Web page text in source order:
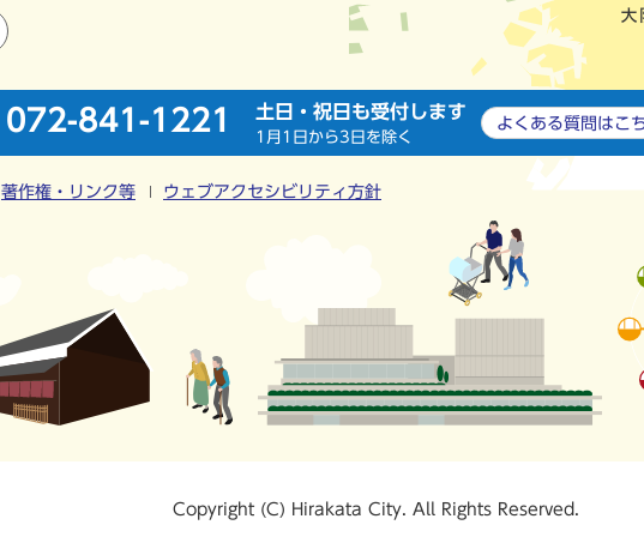
072-841-1221 土日・祝日も受付します
1月1日から3日を除く
よくある質問は こ
著作権・リンク等 ウェブアクセシビリティ方針
Copyright (C) Hirakata City. All Rights Reserved.